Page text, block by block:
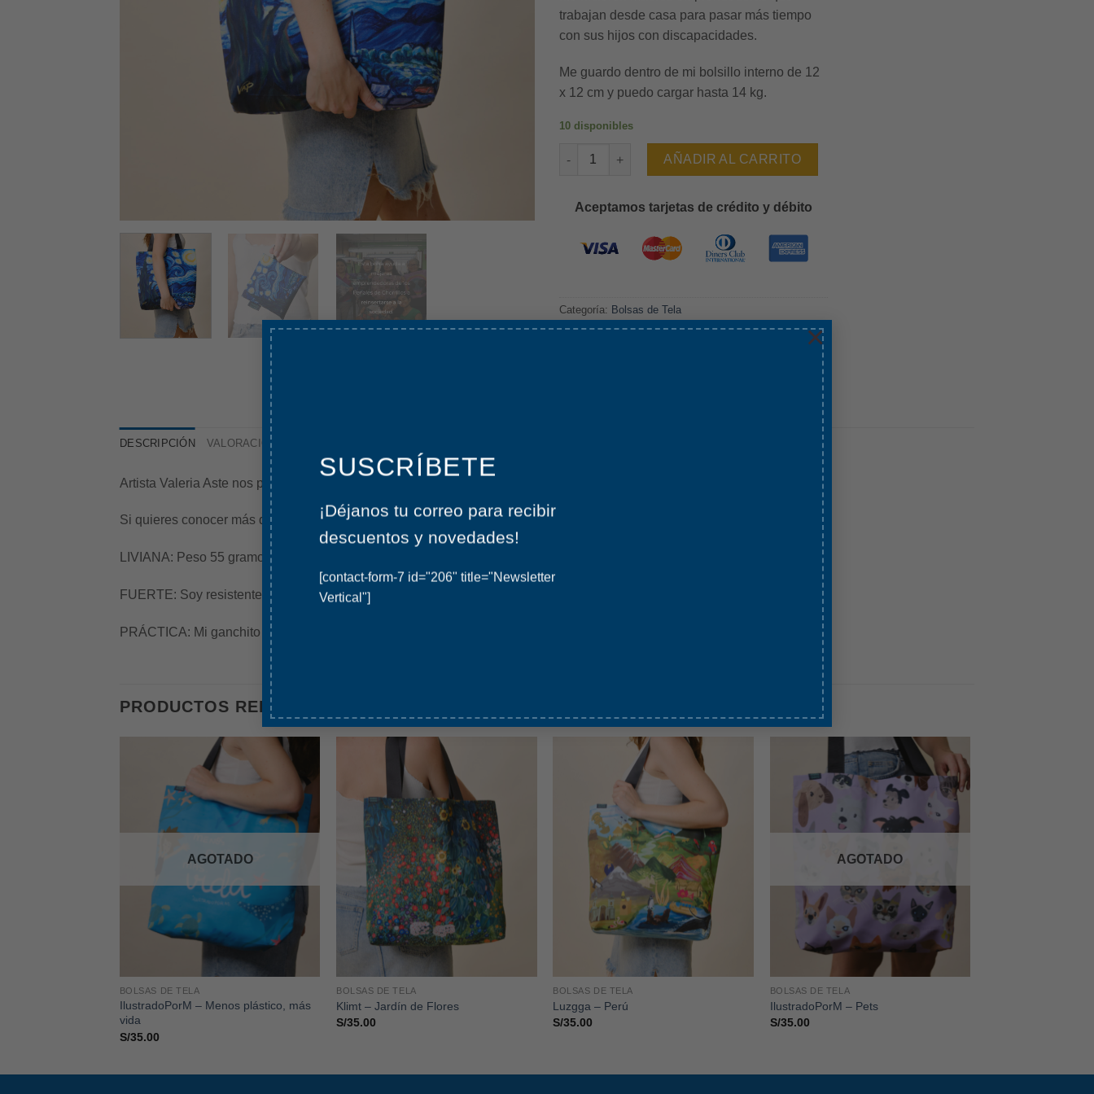
SUSCRÍBETE
¡Déjanos tu correo para recibir
descuentos y novedades!
[contact-form-7 id="206" title="Newsletter
Vertical"]
×
trabajan desde casa para pasar más tiempo
con sus hijos con discapacidades.
Me guardo dentro de mi bolsillo interno de 12
x 12 cm y puedo cargar hasta 14 kg.
10 disponibles
Van Gogh Noche Estrellada - Valeria Aste cantidad
AÑADIR AL CARRITO
Aceptamos tarjetas de crédito y débito
Categoría: Bolsas de Tela
DESCRIPCIÓN VALORACIONES (0)
Artista Valeria Aste nos presenta su versión de Noche Estrellada de Vincent Van Gogh.
Si quieres conocer más del arte de Valeria puedes visitar su instagram @Vap_arte
LIVIANA: Peso 55 gramos y mido 45 x 42 cm con fuelle de 9 cm.
FUERTE: Soy resistente al agua y puedo cargar hasta 14 kg.
PRÁCTICA: Mi ganchito en mi bolsillo interno me ayuda a ser muy portable.
PRODUCTOS RELACIONADOS
AGOTADO
BOLSAS DE TELA
IlustradoPorM – Menos plástico, más
vida
S/35.00
BOLSAS DE TELA
Klimt – Jardín de Flores
S/35.00
BOLSAS DE TELA
Luzgga – Perú
S/35.00
AGOTADO
BOLSAS DE TELA
IlustradoPorM – Pets
S/35.00